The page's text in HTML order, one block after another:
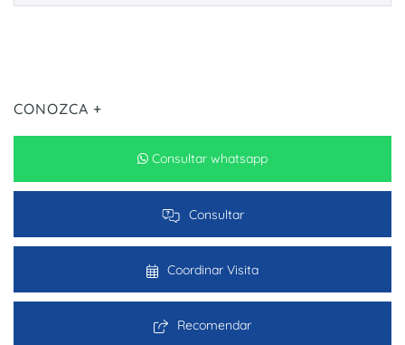
CONOZCA +
Consultar whatsapp
Consultar
Coordinar Visita
Recomendar